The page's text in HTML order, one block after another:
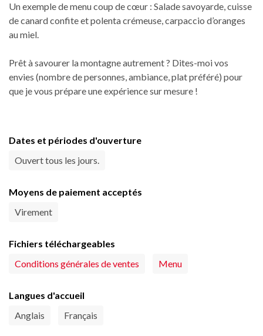
Un exemple de menu coup de cœur : Salade savoyarde, cuisse
de canard confite et polenta crémeuse, carpaccio d’oranges
au miel.
Prêt à savourer la montagne autrement ? Dites-moi vos
envies (nombre de personnes, ambiance, plat préféré) pour
que je vous prépare une expérience sur mesure !
Dates et périodes d'ouverture
Ouvert tous les jours.
Moyens de paiement acceptés
Virement
Fichiers téléchargeables
Conditions générales de ventes
Menu
Langues d'accueil
Anglais
Français